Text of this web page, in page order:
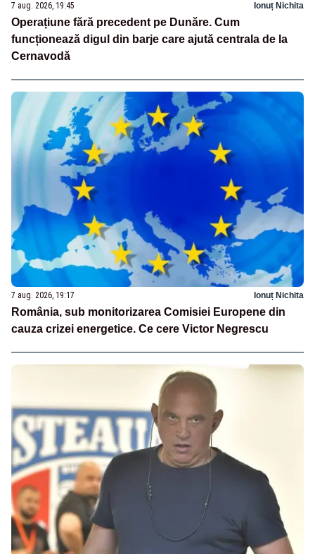
7 aug. 2026, 19:45 Ionuț Nichita
Operațiune fără precedent pe Dunăre. Cum
funcționează digul din barje care ajută centrala de la
Cernavodă
7 aug. 2026, 19:17 Ionuț Nichita
România, sub monitorizarea Comisiei Europene din
cauza crizei energetice. Ce cere Victor Negrescu